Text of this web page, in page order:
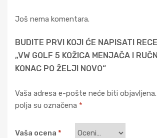
Još nema komentara.
BUDITE PRVI KOJI ĆE NAPISATI
„VW GOLF 5 KOŽICA MENJAČA I
KONAC PO ŽELJI NOVO“
Vaša adresa e-pošte neće biti objavljena.
polja su označena *
Vaša ocena *